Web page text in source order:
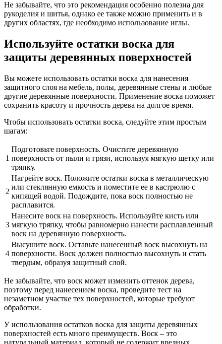
Не забывайте, что это рекомендация особенно полезна для
рукоделия и шитья, однако ее также можно применить и в
других областях, где необходимо использование иглы.
Используйте остатки воска для
защиты деревянных поверхностей
Вы можете использовать остатки воска для нанесения
защитного слоя на мебель, полы, деревянные стены и любые
другие деревянные поверхности. Применение воска поможет
сохранить красоту и прочность дерева на долгое время.
Чтобы использовать остатки воска, следуйте этим простым
шагам:
1
Подготовьте поверхность. Очистите деревянную
поверхность от пыли и грязи, используя мягкую щетку или
тряпку.
2
Нагрейте воск. Положите остатки воска в металлическую
или стеклянную емкость и поместите ее в кастрюлю с
кипящей водой. Подождите, пока воск полностью не
расплавится.
3
Нанесите воск на поверхность. Используйте кисть или
мягкую тряпку, чтобы равномерно нанести расплавленный
воск на деревянную поверхность.
4
Высушите воск. Оставьте нанесенный воск высохнуть на
поверхности. Воск должен полностью высохнуть и стать
твердым, образуя защитный слой.
Не забывайте, что воск может изменить оттенок дерева,
поэтому перед нанесением воска, проведите тест на
незаметном участке тех поверхностей, которые требуют
обработки.
У использования остатков воска для защиты деревянных
поверхностей есть много преимуществ. Воск – это